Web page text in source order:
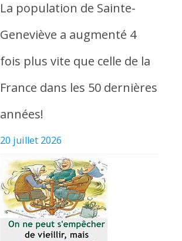
La population de Sainte-
Geneviève a augmenté 4
fois plus vite que celle de la
France dans les 50 dernières
années!
20 juillet 2026